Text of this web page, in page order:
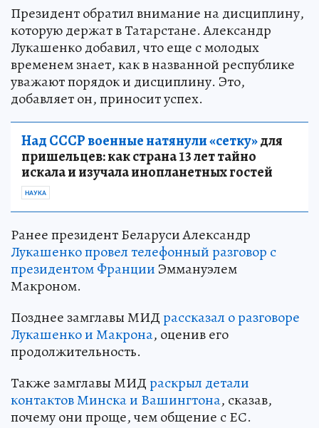
Президент обратил внимание на дисциплину,
которую держат в Татарстане. Александр
Лукашенко добавил, что еще с молодых
временем знает, как в названной республике
уважают порядок и дисциплину. Это,
добавляет он, приносит успех.
Над СССР военные натянули «сетку»для
пришельцев: как страна 13 лет тайно
искала и изучала инопланетных гостей
НАУКА
Ранее президент Беларуси Александр
Лукашенко провел телефонный разговор с
президентом Франции Эммануэлем
Макроном.
Позднее замглавы МИДрассказал о разговоре
Лукашенко и Макрона, оценив его
продолжительность.
Также замглавы МИДраскрыл детали
контактов Минска и Вашингтона, сказав,
почему они проще, чем общение с ЕС.